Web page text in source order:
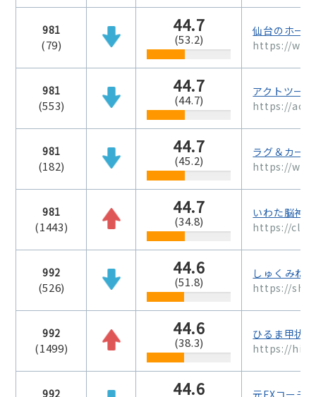
981
(79)
44.7
(53.2)
仙台のホー
https://
981
(553)
44.7
(44.7)
アクトツー
https://act-
981
(182)
44.7
(45.2)
ラグ＆カー
https://
981
(1443)
44.7
(34.8)
いわた脳神
https://
992
(526)
44.6
(51.8)
しゅくみね
https://
992
(1499)
44.6
(38.3)
ひるま甲状
https://
992 44.6